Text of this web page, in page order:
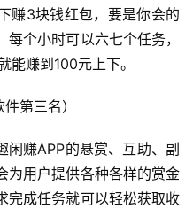
赚3块钱红包，要是你会的
个小时可以六七个任务，
能赚到100元上下。
第三名）
闲赚APP的悬赏、互助、副
为用户提供各种各样的赏金
完成任务就可以轻松获取收